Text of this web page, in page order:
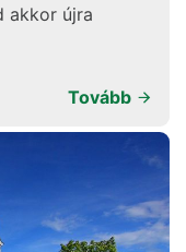
akkor újra
Tovább